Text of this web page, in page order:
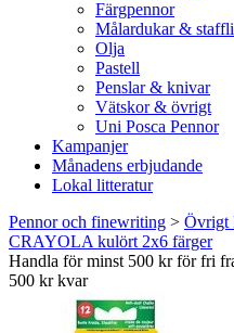
Färgpennor
Målardukar &
Olja
Pastell
Penslar & knivar
Vätskor & övrigt
Uni Posca Pennor
Kampanjer
Månadens erbjudande
Lokal litteratur
Pennor och finewriting > Övrigt
CRAYOLA kulört 2x6 färger
Handla för minst 500 kr för fri
500 kr kvar